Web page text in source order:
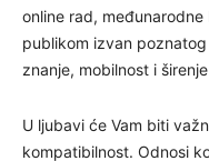
online rad,
publikom izvan
znanje, mobilnost i
U ljubavi će Vam biti
kompatibilnost. Odnosi